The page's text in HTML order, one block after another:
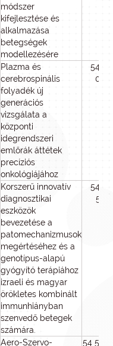
módszer
kifejlesztése és
alkalmazása
betegségek
modellezésére
Plazma és
cerebrospinális
folyadék új
generációs
vizsgálata a
központi
idegrendszeri
emlőrák áttétek
precíziós
onkológiájához
54
000
Korszerű innovatív
diagnosztikai
eszközök
bevezetése a
patomechanizmusok
megértéséhez és a
genotípus-alapú
gyógyító terápiához
izraeli és magyar
örökletes kombinált
immunhiányban
szenvedő betegek
számára.
54
506
Aero-Szervo- 54 517